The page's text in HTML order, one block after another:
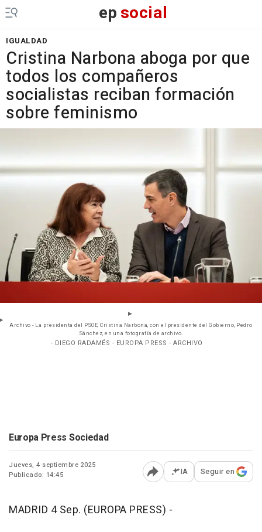
epsocial
IGUALDAD
Cristina Narbona aboga por que
todos los compañeros
socialistas reciban formación
sobre feminismo
Archivo - La presidenta del PSOE, Cristina Narbona, con el presidente del Gobierno, Pedro
Sánchez, en una fotografía de archivo.
- DIEGO RADAMÉS - EUROPA PRESS - ARCHIVO
Europa Press Sociedad
Jueves, 4 septiembre 2025
Publicado: 14:45
Abrir opciones para
IA Seguir en
MADRID 4 Sep. (EUROPA PRESS) -